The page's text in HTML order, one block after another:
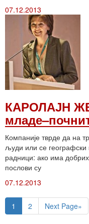
07.12.2013
КАРОЛАЈН
Компаније тврде да на
људи или се географски
радници: ако има
послови су
07.12.2013
1 2 Next Page»